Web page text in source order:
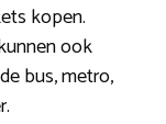
kopen.
ook
bus, metro,